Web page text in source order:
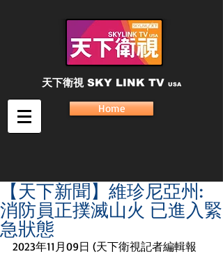
天下衛視 SKY LINK TV USA
Home
【天下新聞】維珍尼亞州:
消防員正撲滅山火 已進入緊
急狀態
2023年11月09日 (天下衛視記者編輯報